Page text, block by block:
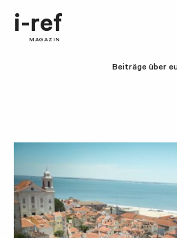
i-ref
MAGAZIN
Beiträge über